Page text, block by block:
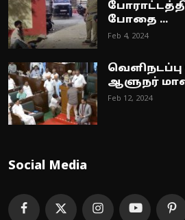
போதை ...
Feb 4, 2024
ஆளுநர்
Feb 12, 2024
Social Media